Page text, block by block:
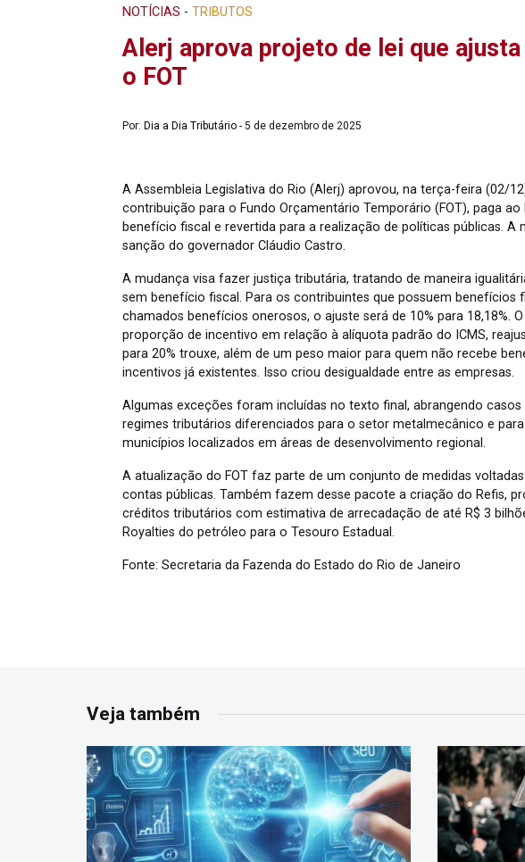
NOTÍCIAS - TRIBUTOS
Alerj aprova projeto de lei que
o FOT
Por: Dia a Dia Tributário - 5 de dezembro de 2025
A Assembleia Legislativa do Rio (Alerj) aprovou, na terça-feira (02/
contribuição para o Fundo Orçamentário Temporário (FOT), paga
benefício fiscal e revertida para a realização de políticas públicas. A
sanção do governador Cláudio Castro.
A mudança visa fazer justiça tributária, tratando de maneira
sem benefício fiscal. Para os contribuintes que possuem benefícios
chamados benefícios onerosos, o ajuste será de 10% para 18,18%.
proporção de incentivo em relação à alíquota padrão do ICMS,
para 20% trouxe, além de um peso maior para quem não recebe
incentivos já existentes. Isso criou desigualdade entre as empresas.
Algumas exceções foram incluídas no texto final, abrangendo
regimes tributários diferenciados para o setor metalmecânico e
municípios localizados em áreas de desenvolvimento regional.
A atualização do FOT faz parte de um conjunto de medidas
contas públicas. Também fazem desse pacote a criação do Refis,
créditos tributários com estimativa de arrecadação de até R$ 3
Royalties do petróleo para o Tesouro Estadual.
Fonte: Secretaria da Fazenda do Estado do Rio de Janeiro
Veja também